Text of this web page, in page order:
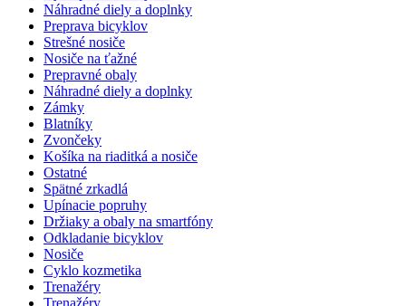
Náhradné diely a doplnky
Preprava bicyklov
Strešné nosiče
Nosiče na ťažné
Prepravné obaly
Náhradné diely a doplnky
Zámky
Blatníky
Zvončeky
Košíka na riaditká a nosiče
Ostatné
Spätné zrkadlá
Upínacie popruhy
Držiaky a obaly na smartfóny
Odkladanie bicyklov
Nosiče
Cyklo kozmetika
Trenažéry
Trenažéry